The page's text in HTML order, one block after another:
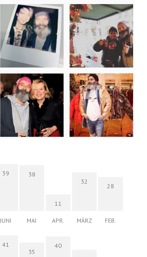
39
JUNI
38
MAI
11
APR.
32
MÄRZ
28
FEB.
41
35
40